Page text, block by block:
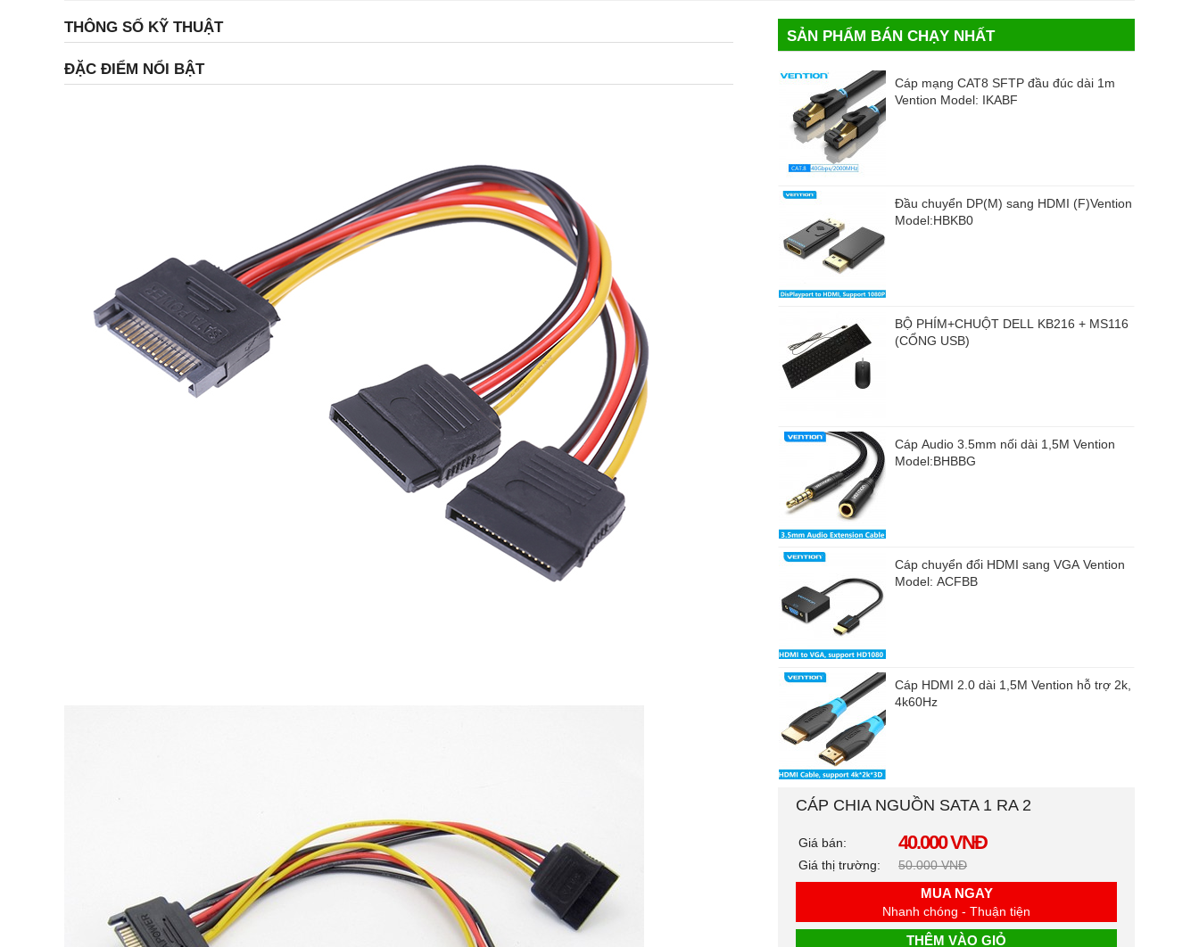
THÔNG SỐ KỸ THUẬT
ĐẶC ĐIỂM NỔI BẬT
SẢN PHẨM BÁN CHẠY NHẤT
Cáp mạng CAT8 SFTP đầu đúc dài 1m
Vention Model: IKABF
Đầu chuyển DP(M) sang HDMI (F)Vention
Model:HBKB0
BỘ PHÍM+CHUỘT DELL KB216 + MS116
(CỔNG USB)
Cáp Audio 3.5mm nối dài 1,5M Vention
Model:BHBBG
Cáp chuyển đổi HDMI sang VGA Vention
Model: ACFBB
Cáp HDMI 2.0 dài 1,5M Vention hỗ trợ 2k,
4k60Hz
CÁP CHIA NGUỒN SATA 1 RA 2
Giá bán: 40.000 VNĐ
Giá thị trường: 50.000 VNĐ
MUA NGAY
Nhanh chóng - Thuận tiện
THÊM VÀO GIỎ